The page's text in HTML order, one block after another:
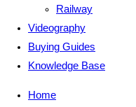
Railway
Videography
Buying Guides
Knowledge Base
Home